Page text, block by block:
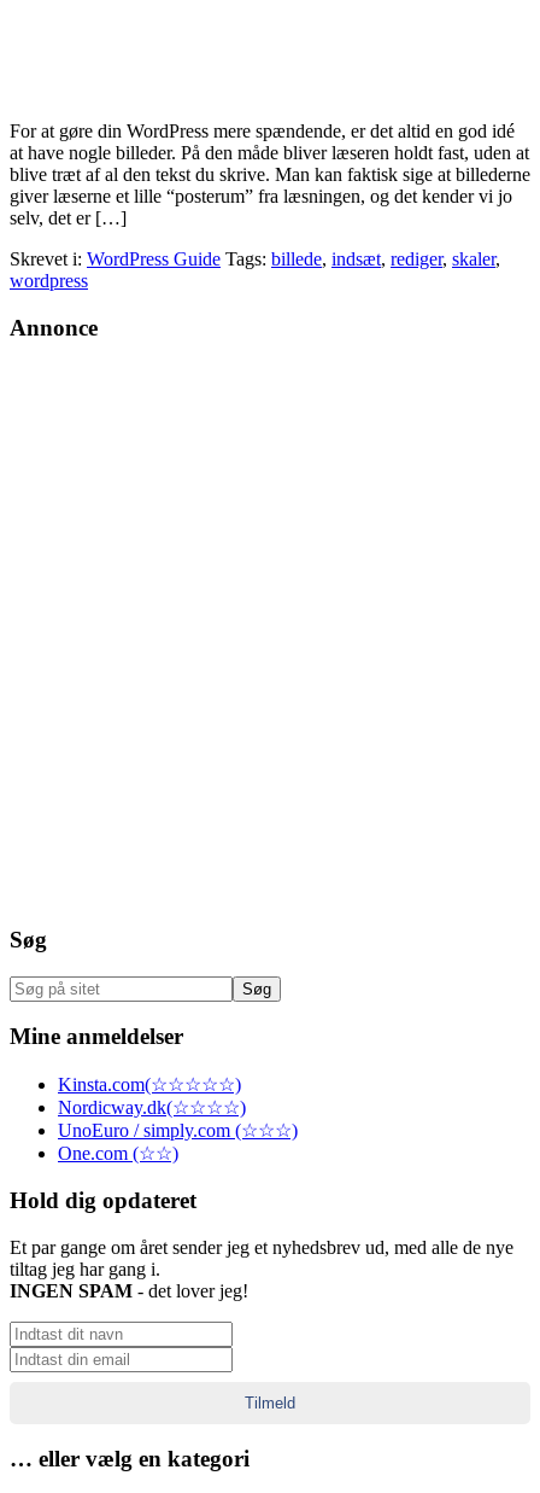
For at gøre din WordPress mere spændende, er det altid en god idé
at have nogle billeder. På den måde bliver læseren holdt fast, uden at
blive træt af al den tekst du skrive. Man kan faktisk sige at billederne
giver læserne et lille “posterum” fra læsningen, og det kender vi jo
selv, det er […]
Skrevet i: WordPress Guide Tags: billede, indsæt, rediger, skaler,
wordpress
Primær
Annonce
Søg
Søg
på
sitet
Mine anmeldelser
Kinsta.com(☆☆☆☆☆)
Nordicway.dk(☆☆☆☆)
UnoEuro / simply.com (☆☆☆)
One.com (☆☆)
Hold dig opdateret
Et par gange om året sender jeg et nyhedsbrev ud, med alle de nye
tiltag jeg har gang i.
INGEN SPAM - det lover jeg!
… eller vælg en kategori